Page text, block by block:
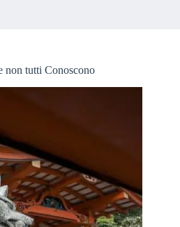
non tutti Conoscono